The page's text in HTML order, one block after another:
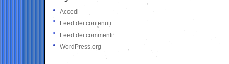
Accedi
Feed dei contenuti
Feed dei commenti
WordPress.org